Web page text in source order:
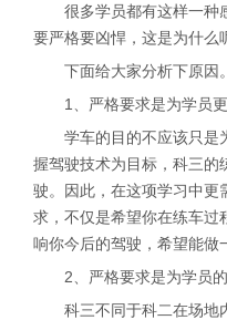
很多学员都有这样一种
要严格要凶悍，这是为什么
下面给大家分析下原因。
1
、严格要求是为学员
学车的目的不应该只是
握驾驶技术为目标，科三的
驶。因此，在这项学习中更
求，不仅是希望你在练车过
响你今后的驾驶，希望能做
2 、严格要求是为学员
科三不同于科二在场地